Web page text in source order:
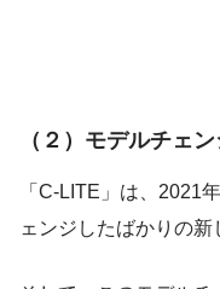
（２）モデルチェ
「C-LITE」は、2021
ェンジしたばかりの新